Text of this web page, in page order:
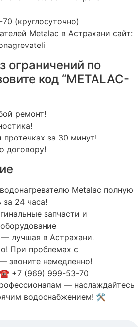
(круглосуточно)
Metalac в Астрахани сайт:
ограничений по
код “METALAC-
ремонт!
за 30 минут!
договору!
Metalac полную
за 24 часа!
запчасти и
лучшая в Астрахани!
При проблемах с
звоните немедленно!
☎️ +7 (969) 999-53-70
— наслаждайтесь
водоснабжением! 🛠️